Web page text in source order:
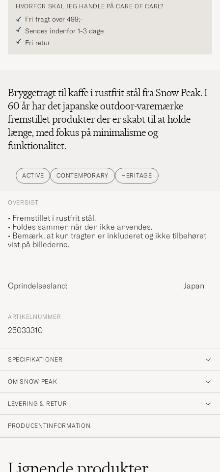
HVORFOR SKAL JEG HANDLE PÅ CARE OF CARL?
Fri fragt over 499;-
Sendes indenfor 1-3 dage
Fri retur
Bryggetragt til kaffe i rustfrit stål fra Snow Peak. I
60 år har det japanske outdoor-varemærke
fremstillet produkter der er skabt til at holde
længe, med fokus på minimalisme og
funktionalitet.
ACTIVE CONTEMPORARY HERITAGE
OVERSIGT
• Fremstillet i rustfrit stål.
• Foldes sammen når den ikke anvendes.
• Bemærk, at kun tragten er inkluderet og ikke tilbehøret
vist på billederne.
Oprindelsesland: Japan
ARTIKELNUMMER
25033310
SPECIFIKATIONER
OM SNOW PEAK
LEVERING & RETUR
PRODUCENTINFORMATION